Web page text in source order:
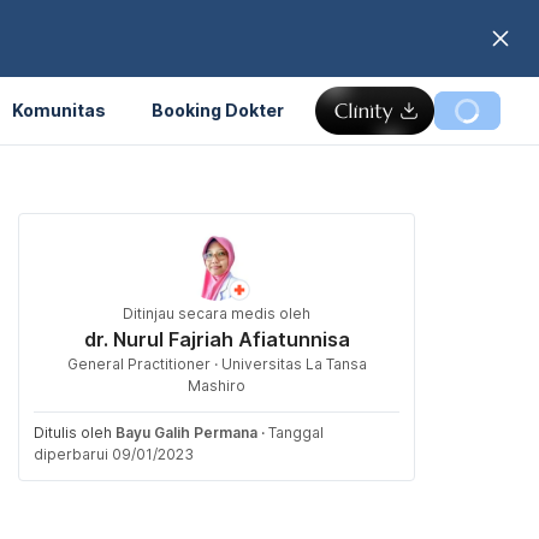
Komunitas Booking Dokter
Ditinjau secara medis oleh
dr. Nurul Fajriah Afiatunnisa
General Practitioner · Universitas La Tansa
Mashiro
Ditulis oleh Bayu Galih Permana · Tanggal
diperbarui 09/01/2023